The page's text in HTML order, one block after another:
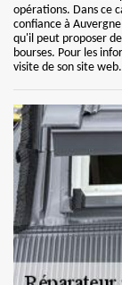
opérations. Dans ce
confiance à
qu'il peut proposer
bourses. Pour les
visite de son site web.